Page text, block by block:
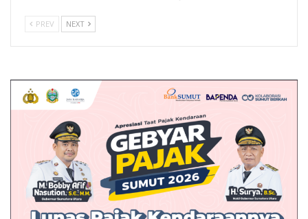
PREV NEXT